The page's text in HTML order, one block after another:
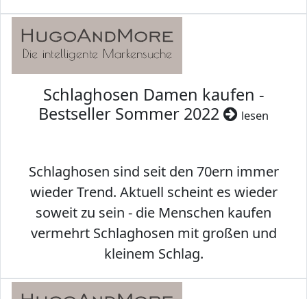
Schlaghosen Damen kaufen -
Bestseller Sommer 2022
lesen
Schlaghosen sind seit den 70ern immer
wieder Trend. Aktuell scheint es wieder
soweit zu sein - die Menschen kaufen
vermehrt Schlaghosen mit großen und
kleinem Schlag.